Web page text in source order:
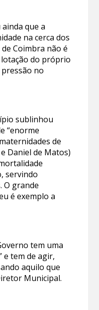
que a
na cerca dos
Coimbra não é
do próprio
no
sublinhou
“enorme
de
Daniel de Matos)
servindo
O grande
é exemplo a
tem uma
e tem de agir,
aquilo que
Municipal.